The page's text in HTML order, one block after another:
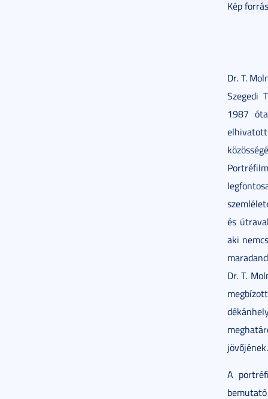
Kép
Dr. T.
Szegedi
1987
és
aki
Dr. T.
jövőjének.
A